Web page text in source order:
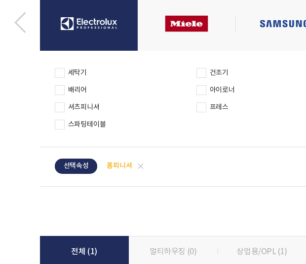
세탁기 건조기
배리어 아이로너
셔츠피니셔 프레스
스파팅테이블
선택속성 폼피니셔
전체 (1) 멀티하우징 (0) 상업용/OPL (1)